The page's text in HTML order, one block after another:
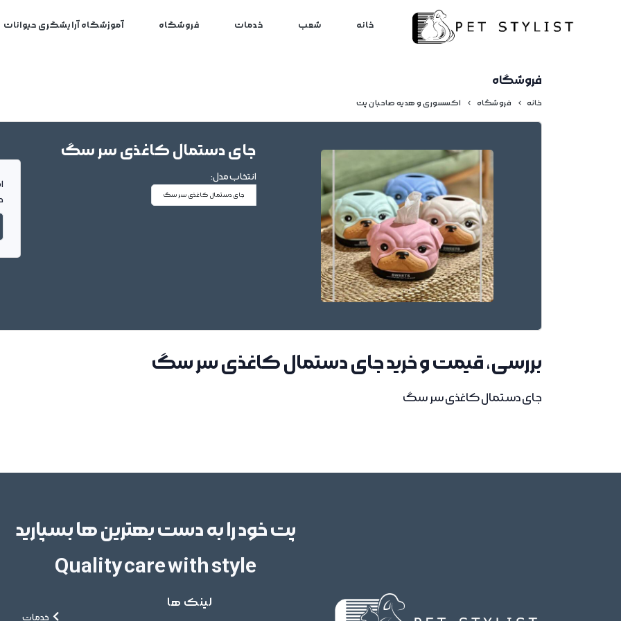
خانه شعب خدمات فروشگاه آموزشگاه آرایشگری حیوانات
فروشگاه
خانه فروشگاه اکسسوری و هدیه صاحبان پت
جای دستمال کاغذی سر سگ
انتخاب مدل:
جای دستمال کاغذی سر سگ
بررسی، قیمت و خرید جای دستمال کاغذی سر سگ
جای دستمال کاغذی سر سگ
پت خود را به دست بهترین ها بسپارید
Quality care with style
لینک ها
خدمات